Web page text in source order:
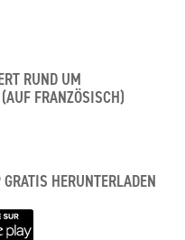
RUND UM
FRANZÖSISCH)
HERUNTERLADEN